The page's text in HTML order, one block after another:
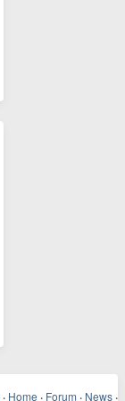
· Home · Forum · News ·